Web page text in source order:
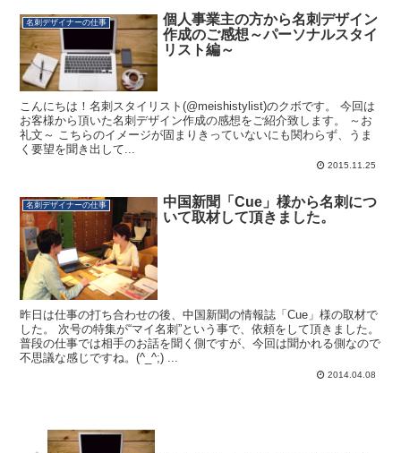
名刺デザイナーの仕事
個人事業主の方から名刺デザイン
作成のご感想～パーソナルスタイ
リスト編～
こんにちは！名刺スタイリスト(@meishistylist)のクボです。 今回は
お客様から頂いた名刺デザイン作成の感想をご紹介致します。 ～お
礼文～ こちらのイメージが固まりきっていないにも関わらず、うま
く要望を聞き出して...
2015.11.25
名刺デザイナーの仕事
中国新聞「Cue」様から名刺につ
いて取材して頂きました。
昨日は仕事の打ち合わせの後、中国新聞の情報誌「Cue」様の取材で
した。 次号の特集が“マイ名刺”という事で、依頼をして頂きました。
普段の仕事では相手のお話を聞く側ですが、今回は聞かれる側なので
不思議な感じですね。(^_^;) ...
2014.04.08